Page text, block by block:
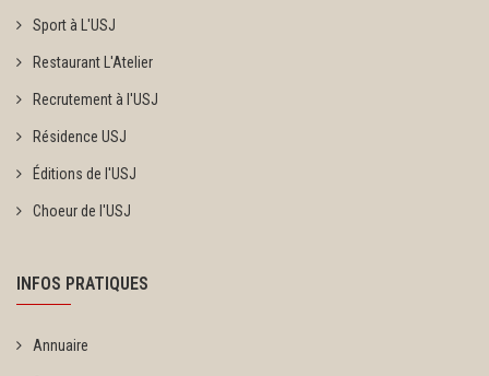
Sport à L'USJ
Restaurant L'Atelier
Recrutement à l'USJ
Résidence USJ
Éditions de l'USJ
Choeur de l'USJ
INFOS PRATIQUES
Annuaire